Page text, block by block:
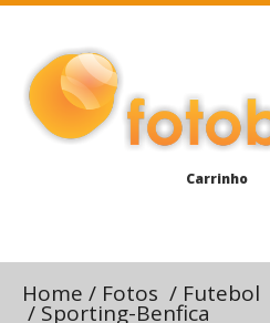
Carrinho
Home / Fotos / Futebol
/ Sporting-Benfica